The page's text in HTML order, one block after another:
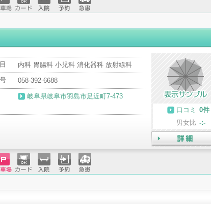
場クレジ
ード
入院 予約 急患
内科 胃腸科 小児科 消化器科 放射線科
058-392-6688
岐阜県岐阜市羽島市足近町7-473
口コミ
0件
男女比 -:-
詳細
場クレジ入院 予約 急患